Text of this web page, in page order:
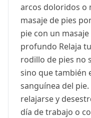
arcos doloridos o
masaje de pies
pie con un
profundo Relaja
rodillo de pies no
sino que también
sanguínea del
relajarse y
día de trabajo o